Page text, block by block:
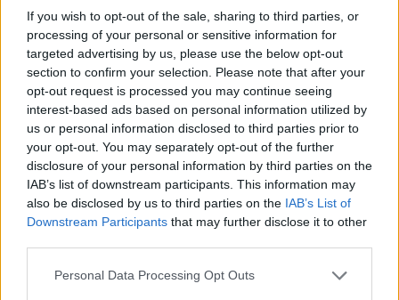
If you wish to opt-out of the sale, sharing to third parties, or
processing of your personal or sensitive information for
targeted advertising by us, please use the below opt-out
section to confirm your selection. Please note that after your
opt-out request is processed you may continue seeing
interest-based ads based on personal information utilized by
us or personal information disclosed to third parties prior to
your opt-out. You may separately opt-out of the further
disclosure of your personal information by third parties on the
IAB’s list of downstream participants. This information may
also be disclosed by us to third parties on the IAB’s List of
Downstream Participants that may further disclose it to other
Please note that this website/app uses one or more Google
Personal Data Processing Opt Outs
Αθλητισμός| 04.06.2025 15:00
Η καταγγελία της «ερυθρόλευκης» ΚΑΕ
κατά του Δημήτρη Γιαννακόπουλου
Οι Ερυθρόλευκοι ζητούν νέα τιμωρία
εισόδου του ιδιοκτήτη της ΚΑΕ
Παναθηναϊκός για δύο χρόνια